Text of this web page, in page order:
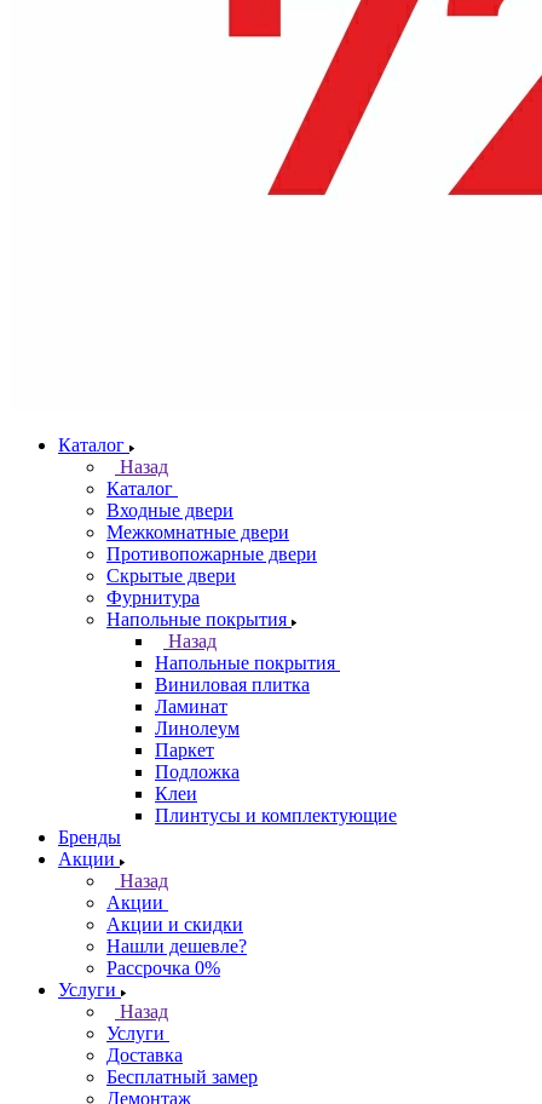
Каталог
Назад
Каталог
Входные двери
Межкомнатные двери
Противопожарные двери
Скрытые двери
Фурнитура
Напольные покрытия
Назад
Напольные покрытия
Виниловая плитка
Ламинат
Линолеум
Паркет
Подложка
Клеи
Плинтусы и комплектующие
Бренды
Акции
Назад
Акции
Акции и скидки
Нашли дешевле?
Рассрочка 0%
Услуги
Назад
Услуги
Доставка
Бесплатный замер
Демонтаж